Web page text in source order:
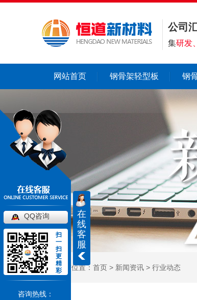
公司
集研发
网站首页 钢骨架轻型板 钢
当前位置： 首页 > 新闻资讯 > 行业动态
在
线
客
服
QQ咨询
扫
一
扫
更
精
彩
咨询热线：